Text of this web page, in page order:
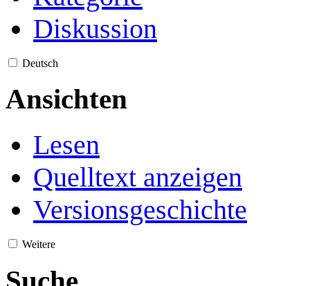
Diskussion
Deutsch
Ansichten
Lesen
Quelltext anzeigen
Versionsgeschichte
Weitere